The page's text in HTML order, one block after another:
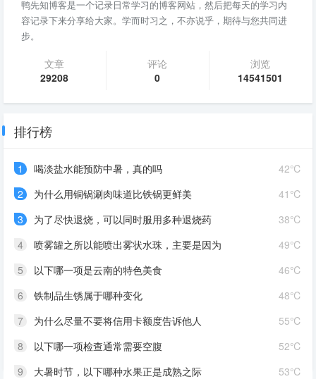
鸭先知博客是一个记录日常学习的博客网站，然后把每天的学习内
容记录下来分享给大家。学而时习之，不亦说乎，期待与您共同进
步。
文章
29208
评论
0
浏览
14541501
排行榜
42℃
1
喝淡盐水能预防中暑，真的吗
41℃
2
为什么用铜锅涮肉味道比铁锅更鲜美
38℃
3
为了尽快退烧，可以同时服用多种退烧药
49℃
4
喷雾罐之所以能喷出雾状水珠，主要是因为
46℃
5
以下哪一项是云南的特色美食
48℃
6
铁制品生锈属于哪种变化
55℃
7
为什么尽量不要将信用卡额度告诉他人
52℃
8
以下哪一项检查通常需要空腹
53℃
9
大暑时节，以下哪种水果正是成熟之际